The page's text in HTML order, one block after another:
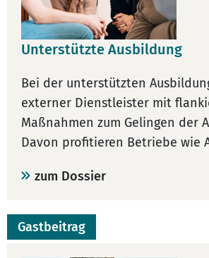
Unterstützte Ausbildung
Bei der unterstützten
externer Dienstleister mit
Maßnahmen zum Gelingen der
Davon profitieren Betriebe wie
zum Dossier
Gastbeitrag